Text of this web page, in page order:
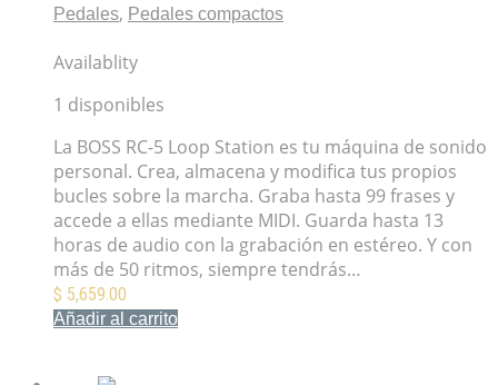
Pedales, Pedales compactos
Availablity
1 disponibles
La BOSS RC-5 Loop Station es tu máquina de sonido
personal. Crea, almacena y modifica tus propios
bucles sobre la marcha. Graba hasta 99 frases y
accede a ellas mediante MIDI. Guarda hasta 13
horas de audio con la grabación en estéreo. Y con
más de 50 ritmos, siempre tendrás…
$ 5,659.00
Añadir al carrito